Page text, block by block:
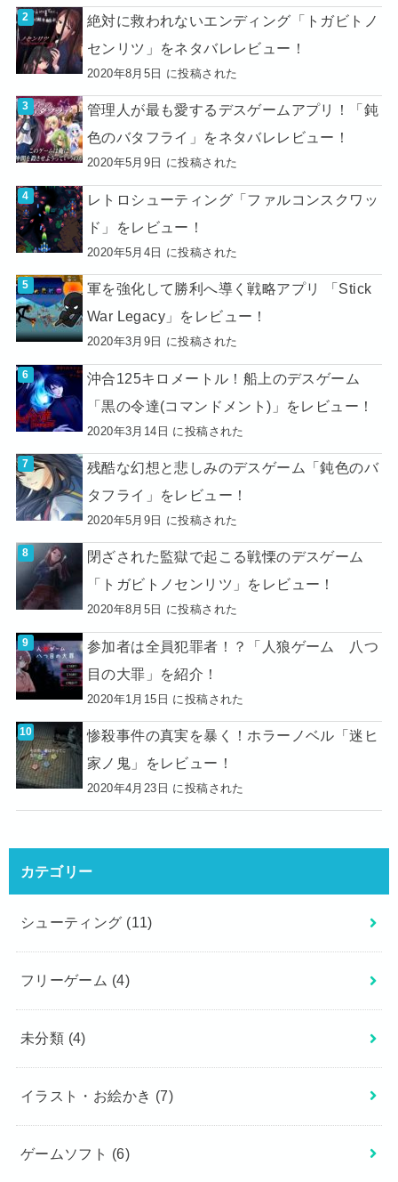
絶対に救われないエンディング「トガビトノ
センリツ」をネタバレレビュー！
2020年8月5日 に投稿された
管理人が最も愛するデスゲームアプリ！「鈍
色のバタフライ」をネタバレレビュー！
2020年5月9日 に投稿された
レトロシューティング「ファルコンスクワッ
ド」をレビュー！
2020年5月4日 に投稿された
軍を強化して勝利へ導く戦略アプリ 「Stick
War Legacy」をレビュー！
2020年3月9日 に投稿された
沖合125キロメートル！船上のデスゲーム
「黒の令達(コマンドメント)」をレビュー！
2020年3月14日 に投稿された
残酷な幻想と悲しみのデスゲーム「鈍色のバ
タフライ」をレビュー！
2020年5月9日 に投稿された
閉ざされた監獄で起こる戦慄のデスゲーム
「トガビトノセンリツ」をレビュー！
2020年8月5日 に投稿された
参加者は全員犯罪者！？「人狼ゲーム 八つ
目の大罪」を紹介！
2020年1月15日 に投稿された
惨殺事件の真実を暴く！ホラーノベル「迷ヒ
家ノ鬼」をレビュー！
2020年4月23日 に投稿された
カテゴリー
シューティング (11)
フリーゲーム (4)
未分類 (4)
イラスト・お絵かき (7)
ゲームソフト (6)